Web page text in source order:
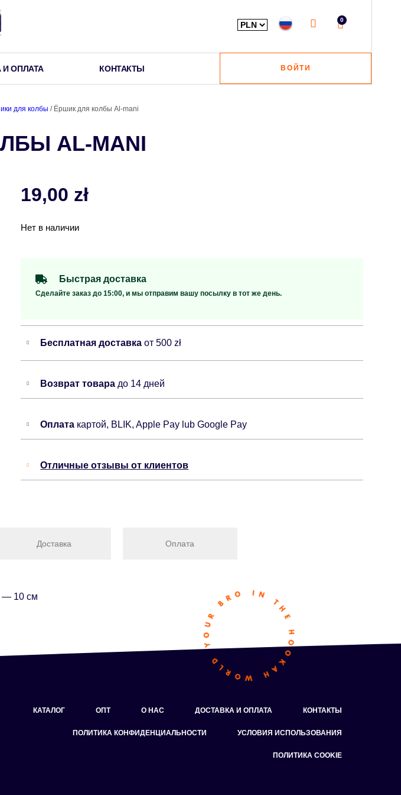
0
И ОПЛАТА КОНТАКТЫ ВОЙТИ
для колбы / Ёршик для колбы Al-mani
AL-MANI
19,00 zł
Нет в наличии
Быстрая доставка
Сделайте заказ до 15:00, и мы отправим вашу посылку в тот же день.
Бесплатная доставкаот 500 zł
Возврат товарадо 14 дней
Оплата картой, BLIK, Apple Pay lub Google Pay
Отличные отзывы от клиентов
Доставка Оплата
— 10 см
КАТАЛОГ ОПТ О НАС ДОСТАВКА И ОПЛАТА КОНТАКТЫ
ПОЛИТИКА КОНФИДЕНЦИАЛЬНОСТИ УСЛОВИЯ ИСПОЛЬЗОВАНИЯ
ПОЛИТИКА COOKIE